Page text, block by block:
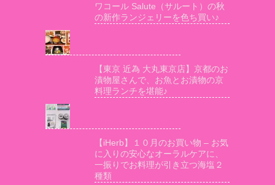
ワコール Salute（サルート）の秋
の新作ランジェリーを色ち買い♪
【東京 近為 大丸東京店】京都のお
漬物屋さんで、お魚とお漬物の京
料理ランチを堪能♪
【iHerb】１０月のお買い物 – お気
に入りの安心なオーラルケアに、
一振りでお料理が引き立つ海塩２
種類